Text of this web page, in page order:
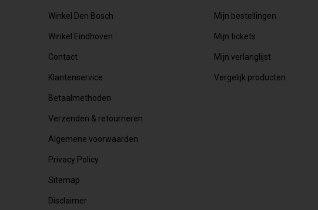
Winkel Den Bosch
Winkel Eindhoven
Contact
Klantenservice
Betaalmethoden
Verzenden & retourneren
Algemene voorwaarden
Privacy Policy
Sitemap
Disclaimer
Mijn bestellingen
Mijn tickets
Mijn verlanglijst
Vergelijk producten